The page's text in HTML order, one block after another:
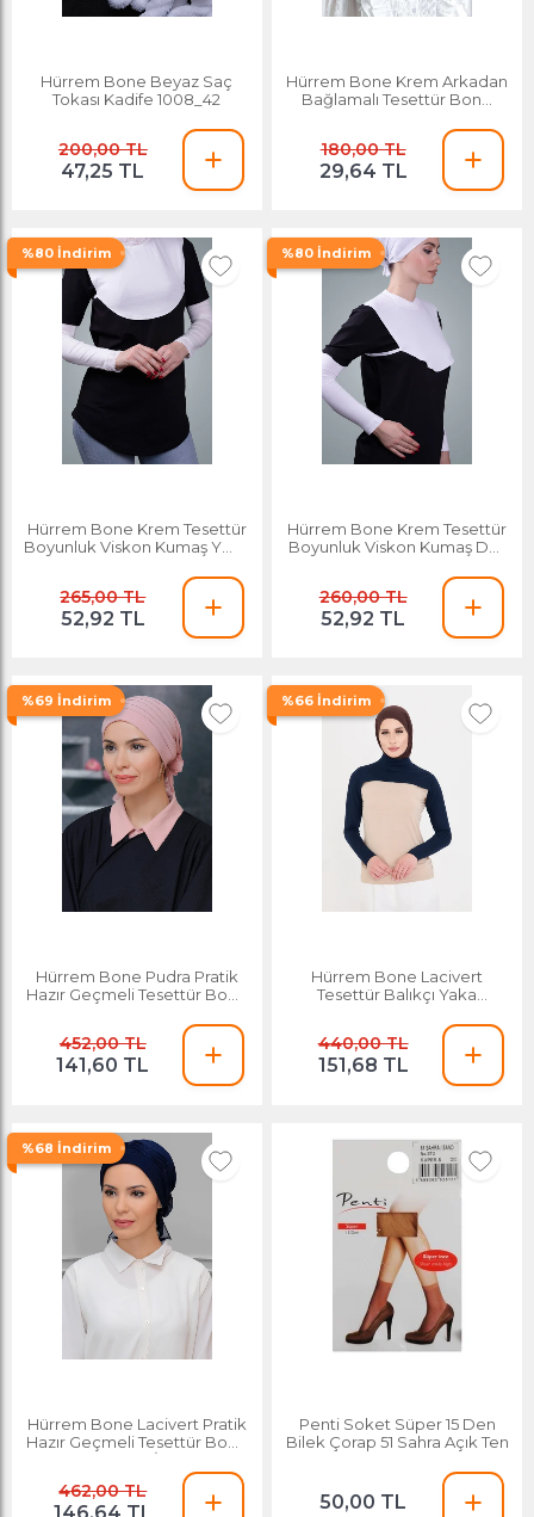
Hürrem Bone Beyaz Saç
Tokası Kadife 1008_42
200,00 TL
47,25 TL
Hürrem Bone Krem Arkadan
Bağlamalı Tesettür Bone
180,00 TL
29,64 TL
%80 İndirim
Hürrem Bone Krem Tesettür
Boyunluk Viskon Kumaş Yaka
265,00 TL
52,92 TL
%80 İndirim
Hürrem Bone Krem Tesettür
Boyunluk Viskon Kumaş Düz
260,00 TL
52,92 TL
%69 İndirim
Hürrem Bone Pudra Pratik
Hazır Geçmeli Tesettür Bone
Güllü 1806_06
452,00 TL
141,60 TL
%66 İndirim
Hürrem Bone Lacivert
Tesettür Balıkçı Yaka
Düz 1025_02
440,00 TL
151,68 TL
%68 İndirim
Hürrem Bone Lacivert Pratik
Hazır Geçmeli Tesettür Bone
Sandy Kumaş İncili Pileli
Nervürlü Güllü 1805_02
462,00 TL
Penti Soket Süper 15 Den
Bilek Çorap 51 Sahra Açık Ten
50,00 TL